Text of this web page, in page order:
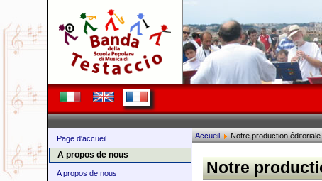
Page d'accueil
A propos de nous
A propos de nous
Accueil Notre production éditoriale
Notre